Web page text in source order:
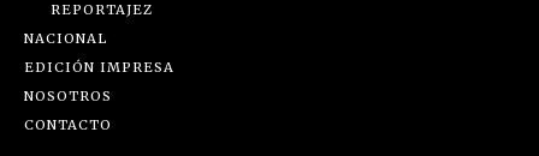
REPORTAJEZ
NACIONAL
EDICIÓN IMPRESA
NOSOTROS
CONTACTO